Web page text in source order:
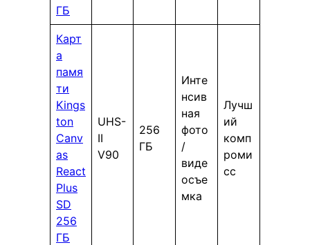
ГБ
Карт
а
памя
ти
Kings
ton
Canv
as
React
Plus
SD
256
ГБ
UHS-
II
V90
256
ГБ
Инте
нсив
ная
фото
/
виде
осъе
мка
Лучш
ий
комп
роми
сс